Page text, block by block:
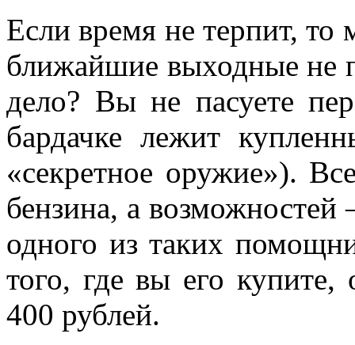
Если время не терпит, то
ближайшие выходные не
дело? Вы не пасуете
бардачке лежит
«секретное оружие»).
бензина, а
одного из таких
того, где вы его
400 рублей.